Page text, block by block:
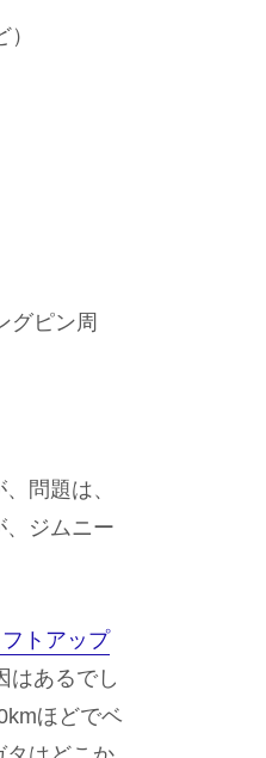
グピン周
問題は、
ジムニー
トアップ
はあるでし
ほどでベ